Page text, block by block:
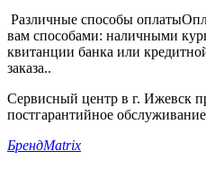
Различные способы оплаты
вам способами: наличными
квитанции банка или
заказа..
Сервисный центр в г. Ижевск
постгарантийное обслуживание
БрендMatrix